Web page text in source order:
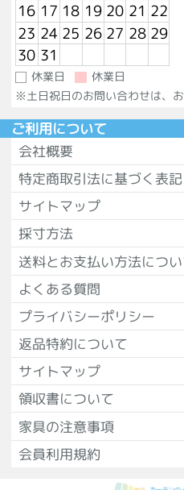
16 17 18 19 20 21 22
23 24 25 26 27 28 29
30 31
休業日
休業日
※土日祝日のお問い合わせは、
ご利用について
会社概要
特定商取引法に基づく表記
サイトマップ
採寸方法
送料とお支払い方法につ
よくある質問
プライバシーポリシー
返品特約について
サイトマップ
領収書について
家具の注意事項
会員利用規約